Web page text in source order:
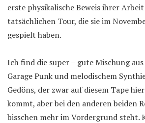
erste physikalische Beweis ihrer
tatsächlichen Tour, die sie im
gespielt haben.
Ich find die super – gute Mischung
Garage Punk und melodischem
Gedöns, der zwar auf diesem Tape
kommt, aber bei den anderen beiden
bisschen mehr im Vordergrund steht.